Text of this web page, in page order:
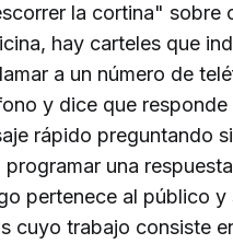
la cortina" sobre
hay carteles que
a un número de
y dice que responde
rápido preguntando
una
pertenece al público y
cuyo trabajo consiste